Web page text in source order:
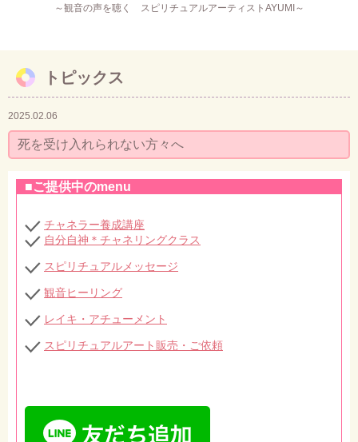
～観音の声を聴く スピリチュアルアーティストAYUMI～
作品販売
イベント・セミナー・お茶会
セミナー・お茶会のご依頼
◆プロフィール
プライバシーポリシー
トピックス
2025.02.06
死を受け入れられない方々へ
■ご提供中のmenu
チャネラー養成講座
自分自神＊チャネリングクラス
スピリチュアルメッセージ
観音ヒーリング
レイキ・アチューメント
スピリチュアルアート販売・ご依頼